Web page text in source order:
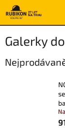
Přejít
na
obsah
Galerky